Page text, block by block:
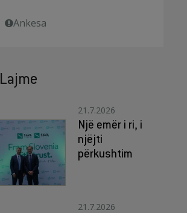
Ankesa
Lajme
21.7.2026
Një emër i ri, i
njëjti
përkushtim
21.7.2026